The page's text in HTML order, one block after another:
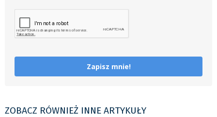
Zapisz mnie!
ZOBACZ RÓWNIEŻ INNE ARTYKUŁY